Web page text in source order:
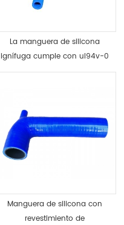
La manguera de silicona
ignífuga cumple con ul94v-0
en45545-2
Manguera de silicona con
revestimiento de